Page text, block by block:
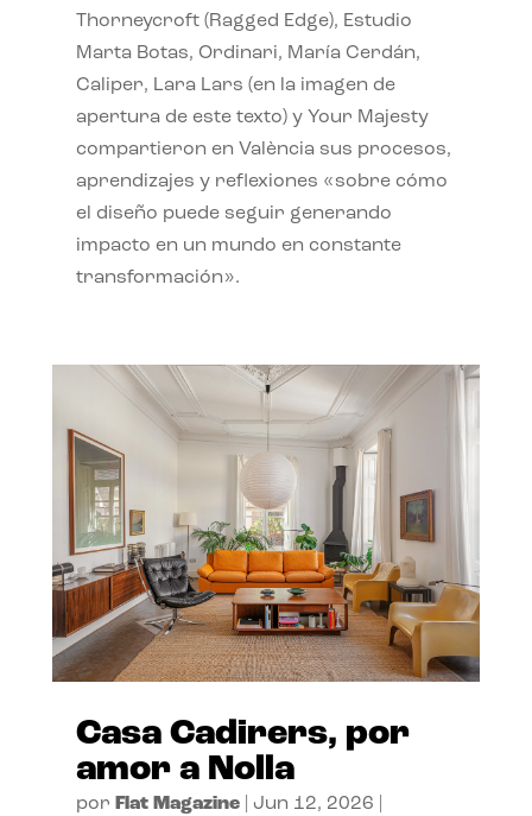
Thorneycroft (Ragged Edge), Estudio
Marta Botas, Ordinari, María Cerdán,
Caliper, Lara Lars (en la imagen de
apertura de este texto) y Your Majesty
compartieron en València sus procesos,
aprendizajes y reflexiones «sobre cómo
el diseño puede seguir generando
impacto en un mundo en constante
transformación».
Casa Cadirers, por
amor a Nolla
por Flat Magazine| Jun 12, 2026